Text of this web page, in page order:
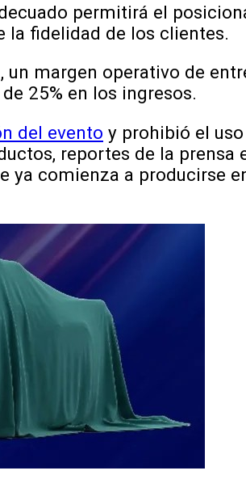
permitirá el
la fidelidad de los clientes.
margen operativo de
25% en los ingresos.
del evento y prohibió el
reportes de la prensa
ya comienza a producirse